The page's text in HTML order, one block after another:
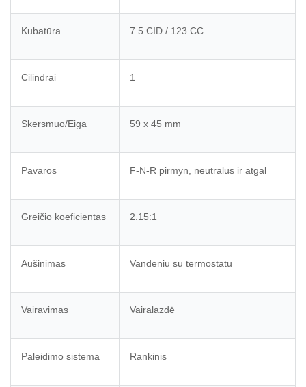
Kubatūra 7.5 CID / 123 CC
Cilindrai 1
Skersmuo/Eiga 59 x 45 mm
Pavaros F-N-R pirmyn, neutralus ir atgal
Greičio koeficientas 2.15:1
Aušinimas Vandeniu su termostatu
Vairavimas Vairalazdė
Paleidimo sistema Rankinis